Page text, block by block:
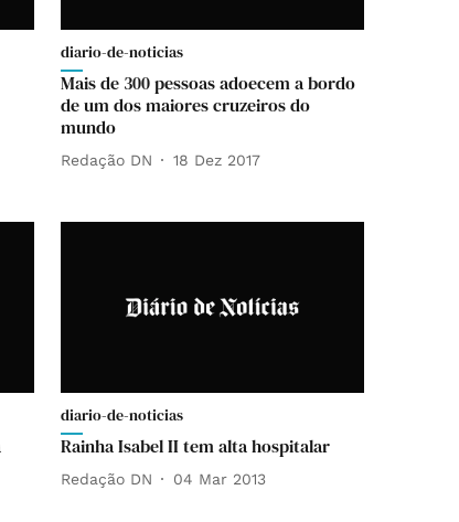
diario-de-noticias
Mais de 300 pessoas adoecem a bordo
de um dos maiores cruzeiros do
mundo
Redação DN 18 Dez 2017
diario-de-noticias
Rainha Isabel II tem alta hospitalar
Redação DN 04 Mar 2013